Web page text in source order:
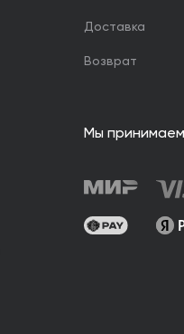
Доставка
Возврат
Мы